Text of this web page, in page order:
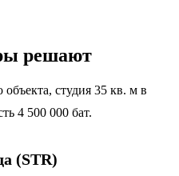
решают
студия 35 кв. м в
4 500 000 бат.
(STR)